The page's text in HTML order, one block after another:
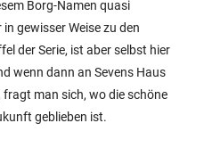
Borg-Namen quasi
gewisser Weise zu den
der Serie, ist aber selbst hier
wenn dann an Sevens Haus
man sich, wo die schöne
geblieben ist.